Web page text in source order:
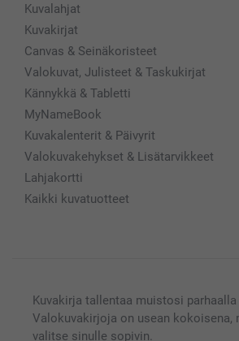
Kuvalahjat
Kuvakirjat
Canvas & Seinäkoristeet
Valokuvat, Julisteet & Taskukirjat
Kännykkä & Tabletti
MyNameBook
Kuvakalenterit & Päivyrit
Valokuvakehykset & Lisätarvikkeet
Lahjakortti
Kaikki kuvatuotteet
Kuvakirja tallentaa muistosi
Valokuvakirjoja on usean kokoisena,
valitse sinulle sopivin.